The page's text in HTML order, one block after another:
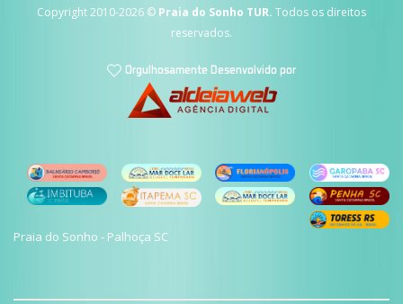
Copyright 2010-2026 © Praia do Sonho TUR. Todos os direitos
reservados.
Praia do Sonho - Palhoça SC